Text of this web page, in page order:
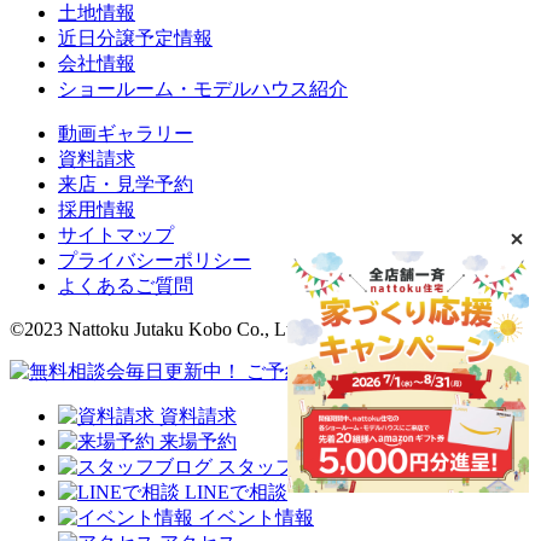
土地情報
近日分譲予定情報
会社情報
ショールーム・モデルハウス紹介
動画ギャラリー
資料請求
来店・見学予約
採用情報
サイトマップ
プライバシーポリシー
よくあるご質問
©2023 Nattoku Jutaku Kobo Co., Ltd.
資料請求
来場予約
スタッフブログ
LINEで相談
イベント情報